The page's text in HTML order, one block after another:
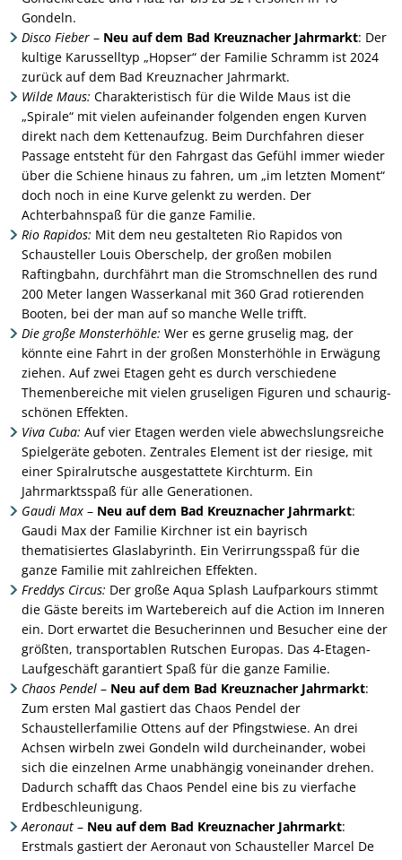
Gondeln.
Disco Fieber– Neu auf dem Bad Kreuznacher Jahrmarkt: Der
kultige Karusselltyp „Hopser“ der Familie Schramm ist 2024
zurück auf dem Bad Kreuznacher Jahrmarkt.
Wilde Maus: Charakteristisch für die Wilde Maus ist die
„Spirale“ mit vielen aufeinander folgenden engen Kurven
direkt nach dem Kettenaufzug. Beim Durchfahren dieser
Passage entsteht für den Fahrgast das Gefühl immer wieder
über die Schiene hinaus zu fahren, um „im letzten Moment“
doch noch in eine Kurve gelenkt zu werden. Der
Achterbahnspaß für die ganze Familie.
Rio Rapidos: Mit dem neu gestalteten Rio Rapidos von
Schausteller Louis Oberschelp, der großen mobilen
Raftingbahn, durchfährt man die Stromschnellen des rund
200 Meter langen Wasserkanal mit 360 Grad rotierenden
Booten, bei der man auf so manche Welle trifft.
Die große Monsterhöhle: Wer es gerne gruselig mag, der
könnte eine Fahrt in der großen Monsterhöhle in Erwägung
ziehen. Auf zwei Etagen geht es durch verschiedene
Themenbereiche mit vielen gruseligen Figuren und schaurig-
schönen Effekten.
Viva Cuba: Auf vier Etagen werden viele abwechslungsreiche
Spielgeräte geboten. Zentrales Element ist der riesige, mit
einer Spiralrutsche ausgestattete Kirchturm. Ein
Jahrmarktsspaß für alle Generationen.
Gaudi Max– Neu auf dem Bad Kreuznacher Jahrmarkt:
Gaudi Max der Familie Kirchner ist ein bayrisch
thematisiertes Glaslabyrinth. Ein Verirrungsspaß für die
ganze Familie mit zahlreichen Effekten.
Freddys Circus: Der große Aqua Splash Laufparkours stimmt
die Gäste bereits im Wartebereich auf die Action im Inneren
ein. Dort erwartet die Besucherinnen und Besucher eine der
größten, transportablen Rutschen Europas. Das 4-Etagen-
Laufgeschäft garantiert Spaß für die ganze Familie.
Chaos Pendel– Neu auf dem Bad Kreuznacher Jahrmarkt:
Zum ersten Mal gastiert das Chaos Pendel der
Schaustellerfamilie Ottens auf der Pfingstwiese. An drei
Achsen wirbeln zwei Gondeln wild durcheinander, wobei
sich die einzelnen Arme unabhängig voneinander drehen.
Dadurch schafft das Chaos Pendel eine bis zu vierfache
Erdbeschleunigung.
Aeronaut– Neu auf dem Bad Kreuznacher Jahrmarkt:
Erstmals gastiert der Aeronaut von Schausteller Marcel De